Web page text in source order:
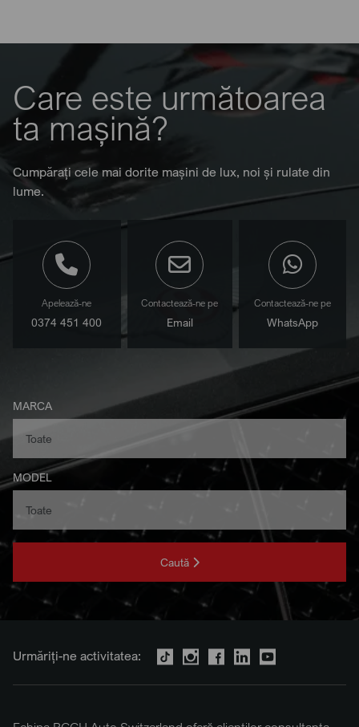
Care este următoarea
ta mașină?
Cumpărați cele mai dorite mașini de lux, noi și rulate din
lume.
Apelează-ne
0374 451 400
Contactează-ne pe
Email
Contactează-ne pe
WhatsApp
MARCA
MODEL
Caută
Urmăriți-ne activitatea: